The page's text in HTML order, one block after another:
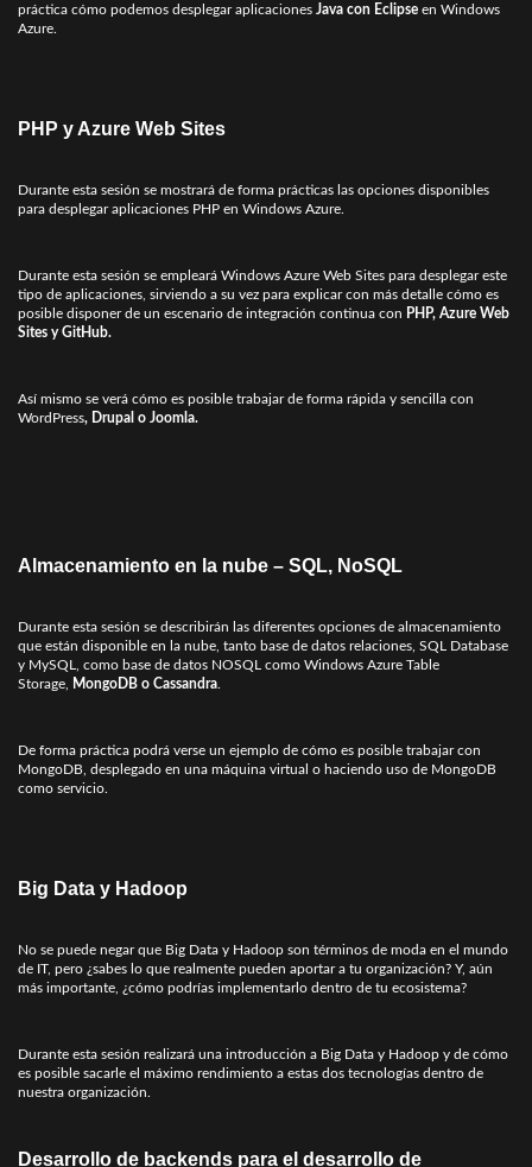
práctica cómo podemos desplegar aplicaciones Java con Eclipse en Windows
Azure.
PHP y Azure Web Sites
Durante esta sesión se mostrará de forma prácticas las opciones disponibles
para desplegar aplicaciones PHP en Windows Azure.
Durante esta sesión se empleará Windows Azure Web Sites para desplegar este
tipo de aplicaciones, sirviendo a su vez para explicar con más detalle cómo es
posible disponer de un escenario de integración continua con PHP, Azure Web
Sites y GitHub.
Así mismo se verá cómo es posible trabajar de forma rápida y sencilla con
WordPress, Drupal o Joomla.
Almacenamiento en la nube – SQL, NoSQL
Durante esta sesión se describirán las diferentes opciones de almacenamiento
que están disponible en la nube, tanto base de datos relaciones, SQL Database
y MySQL, como base de datos NOSQL como Windows Azure Table
Storage,
MongoDB o Cassandra
De forma práctica podrá verse un ejemplo de cómo es posible trabajar con
MongoDB, desplegado en una máquina virtual o haciendo uso de MongoDB
como servicio.
Big Data y Hadoop
No se puede negar que Big Data y Hadoop son términos de moda en el mundo
de IT, pero ¿sabes lo que realmente pueden aportar a tu organización? Y, aún
más importante, ¿cómo podrías implementarlo dentro de tu ecosistema?
Durante esta sesión realizará una introducción a Big Data y Hadoop y de cómo
es posible sacarle el máximo rendimiento a estas dos tecnologías dentro de
nuestra organización.
Desarrollo de backends para el desarrollo de